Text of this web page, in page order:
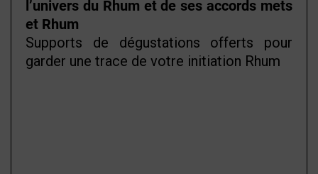
l’univers du Rhum et de ses accords mets
et Rhum
Supports de dégustations offerts pour
garder une trace de votre initiation Rhum